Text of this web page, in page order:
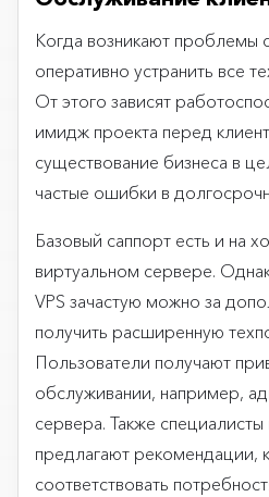
Когда возникают проблемы
оперативно устранить все
От этого зависят
имидж проекта перед
существование бизнеса в
частые ошибки в
Базовый саппорт есть и на
виртуальном сервере.
VPS зачастую можно за
получить расширенную
Пользователи получают
обслуживании, например,
сервера. Также
предлагают рекомендации,
соответствовать